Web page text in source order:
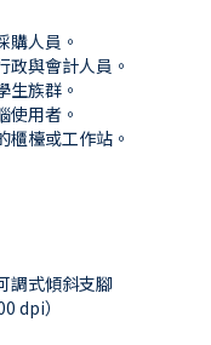
購人員。
政與會計人員。
生族群。
使用者。
櫃檯或工作站。
調式傾斜支腳
dpi）